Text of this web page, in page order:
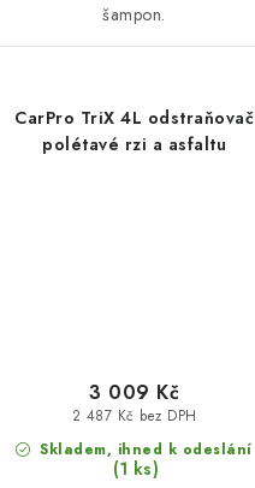
šampon.
CarPro TriX 4L odstraňovač
polétavé rzi a asfaltu
Skladem, ihned k odeslání
(1 ks)
2 487 Kč bez DPH
3 009 Kč